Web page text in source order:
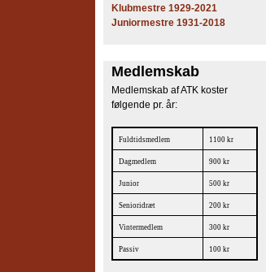
n
s
K
u
b
Klubmestre 1929-2021
Juniormestre 1931-2018
Medlemskab
Medlemskab af ATK koster
følgende pr. år:
Fuldtidsmedlem 1100 kr
Dagmedlem 900 kr
Junior 500 kr
Senioridræt 200 kr
Vintermedlem 300 kr
Passiv 100 kr